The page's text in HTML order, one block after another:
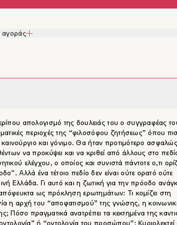
αγοράς
απολογισμό της δουλειάς του ο συγγραφέας
περιοχές της “φιλοσόφου ζητήσεως” όπου
καινούργιο και γόνιμο. Θα ήταν προτιμότερο
να προκύψει και να κριθεί από άλλους στο
ελέγχου, ο οποίος και συνιστά πάντοτε ο,τι
Αλλά ένα τέτοιο πεδίο δεν είναι ούτε ορατό ούτε
Ελλάδα. Γι αυτό και η ζωτική για την πρόοδο
ως πρόκληση ερωτημάτων: Τι κομίζει στη
η αρχή του “αποφατισμού” της γνώσης, η
Πόσο πραγματικά ανατρέπει τα κεκτημένα της